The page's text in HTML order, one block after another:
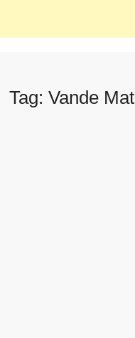
Tag:Vande